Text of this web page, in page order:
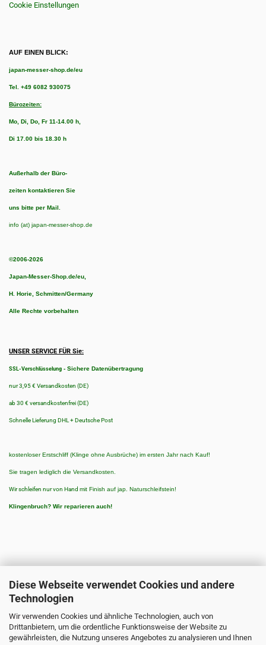
Diese Webseite verwendet Cookies und andere
Technologien
Wir verwenden Cookies und ähnliche Technologien, auch von
Drittanbietern, um die ordentliche Funktionsweise der Website zu
gewährleisten, die Nutzung unseres Angebotes zu analysieren und Ihnen
Cookie Einstellungen
AUF EINEN BLICK:
japan-messer-shop.de/eu
Tel. +49 6082 930075
Bürozeiten:
Mo, Di, Do, Fr 11-14.00 h,
Di 17.00 bis 18.30 h
Außerhalb der Büro-
zeiten kontaktieren Sie
uns bitte per Mail.
info (at) japan-messer-shop.de
©2006-2026
Japan-Messer-Shop.de/eu,
H. Horie, Schmitten/Germany
Alle Rechte vorbehalten
UNSER SERVICE FÜR Sie:
SSL-Verschlüsselung - Sichere Datenübertragung
nur 3,95 € Versandkosten (DE)
ab 30 € versandkostenfrei (DE)
Schnelle Lieferung DHL + Deutsche Post
kostenloser Erstschliff (Klinge ohne Ausbrüche) im ersten Jahr nach Kauf!
Sie tragen lediglich die Versandkosten.
Wir schleifen nur von Hand mit Finish auf jap. Naturschleifstein!
Klingenbruch? Wir reparieren auch!
ZAHLUNGSARTEN
Zahlungsarten:
3 % Rabatt bei Vorkasse/Banküberweisung